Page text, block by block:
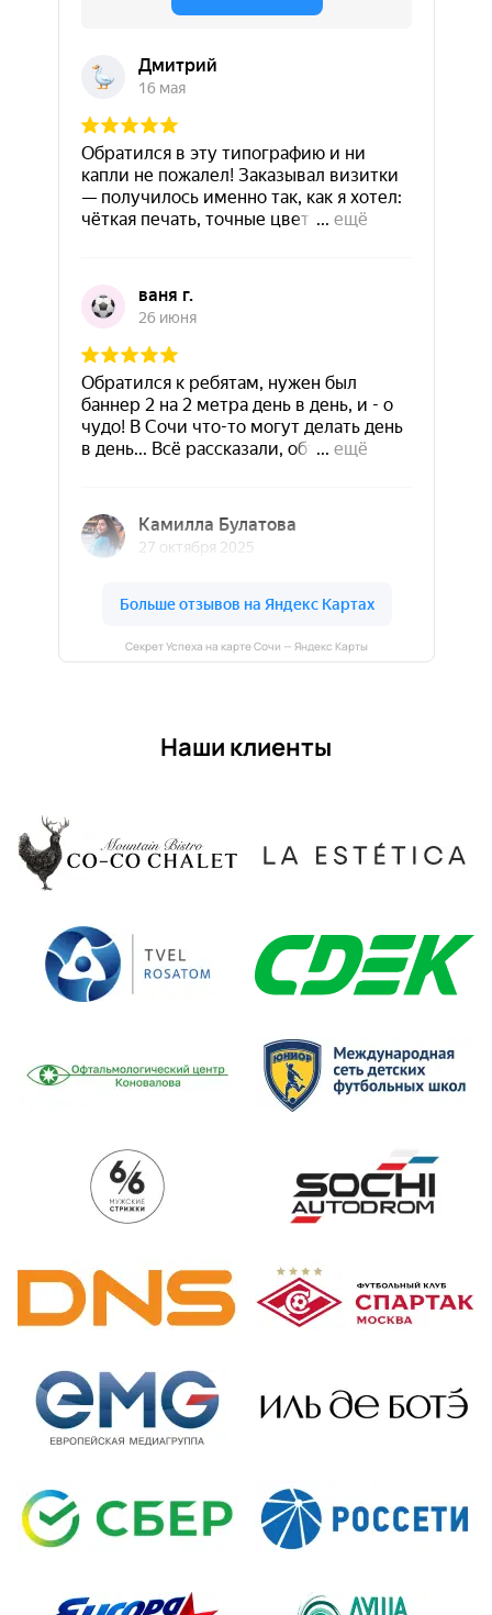
Секрет Успеха на карте Сочи — Яндекс Карты
Наши клиенты